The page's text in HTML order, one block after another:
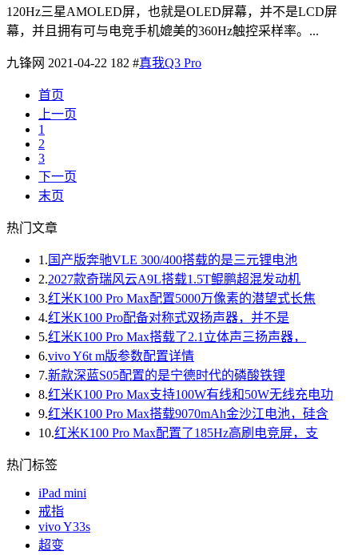
120Hz三星AMOLED屏，也就是OLED屏幕，并不是LCD屏
幕，并且拥有可与电竞手机媲美的360Hz触控采样率。...
九锋网 2021-04-22 182 #真我Q3 Pro
首页
上一页
1
2
3
下一页
末页
热门文章
1. 国产版奔驰VLE 300/400搭载的是三元锂电池
2.2027款奇瑞风云A9L搭载1.5T鲲鹏超混发动机
3.红米K100 Pro Max配置5000万像素的潜望式长焦
4.红米K100 Pro配备对称式双扬声器，并不是
5.红米K100 Pro Max搭载了2.1立体声三扬声器，
6.vivo Y6t m版参数配置详情
7.新款深蓝S05配置的是宁德时代的磷酸铁锂
8.红米K100 Pro Max支持100W有线和50W无线充电功
9.红米K100 Pro Max搭载9070mAh金沙江电池，硅含
10.红米K100 Pro Max配置了185Hz高刷电竞屏，支
热门标签
iPad mini
戒指
vivo Y33s
超变